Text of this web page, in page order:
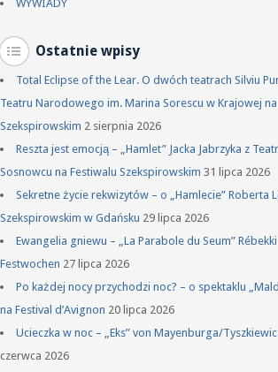
WYWIADY
Ostatnie wpisy
Total Eclipse of the Lear. O dwóch teatrach Silviu
Teatru Narodowego im. Marina Sorescu w Krajowej na
Szekspirowskim 2 sierpnia 2026
Reszta jest emocją – „Hamlet” Jacka Jabrzyka z
Sosnowcu na Festiwalu Szekspirowskim 31 lipca 2026
Sekretne życie rekwizytów – o „Hamlecie” Roberta
Szekspirowskim w Gdańsku 29 lipca 2026
Ewangelia gniewu – „La Parabole du Seum”
Festwochen 27 lipca 2026
Po każdej nocy przychodzi noc? – o spektaklu
na Festival d’Avignon 20 lipca 2026
Ucieczka w noc – „Eks” von Mayenburga/
czerwca 2026